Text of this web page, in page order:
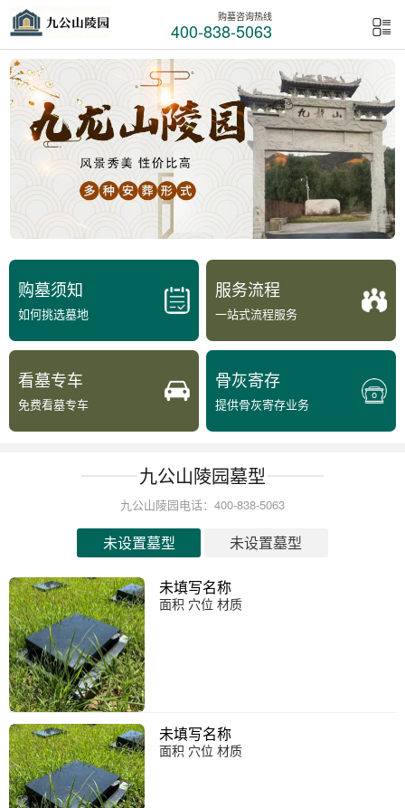
购墓咨询热线
400-838-5063
购墓须知
如何挑选墓地
服务流程
一站式流程服务
看墓专车
免费看墓专车
骨灰寄存
提供骨灰寄存业务
九公山陵园墓型
九公山陵园电话：400-838-5063
未设置墓型 未设置墓型
未填写名称
面积 穴位 材质
未填写名称
面积 穴位 材质